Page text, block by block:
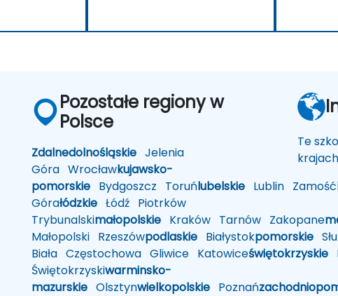
Pozostałe regiony w
Polsce
Zdalnedolnośląskie Jelenia
Góra Wrocławkujawsko-
pomorskie Bydgoszcz Toruńlubelskie Lublin Zamość
Górałódzkie Łódź Piotrków
Trybunalskimałopolskie Kraków Tarnów Zakopane
Małopolski Rzeszówpodlaskie Białystokpomorskie
Biała Częstochowa Gliwice Katowiceświętokrzyskie
Świętokrzyskiwarminsko-
mazurskie Olsztynwielkopolskie Poznań
Te
krajach